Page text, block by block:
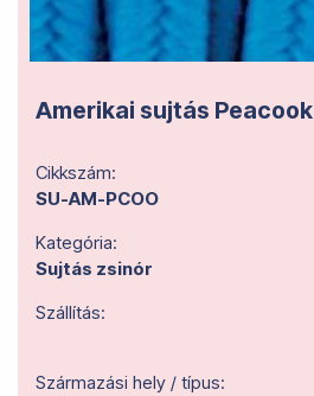
Amerikai sujtás Peacook
Cikkszám:
SU-AM-PCOO
Kategória:
Sujtás zsinór
Szállítás:
Származási hely / típus: